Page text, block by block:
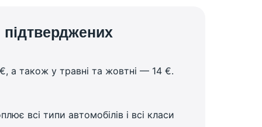
підтверджених
а також у травні та жовтні — 14 €.
всі типи автомобілів і всі класи